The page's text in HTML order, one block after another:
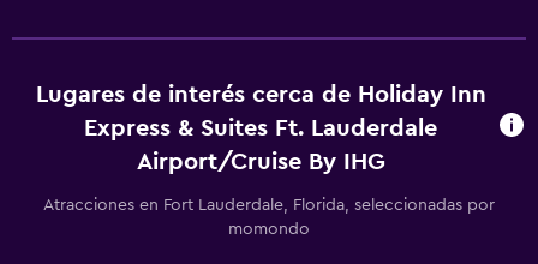
Reproductor de DVD
Lavandería
Lugares de interés cerca de Holiday Inn
Express & Suites Ft. Lauderdale
Airport/Cruise By IHG
Atracciones en Fort Lauderdale, Florida, seleccionadas por
momondo